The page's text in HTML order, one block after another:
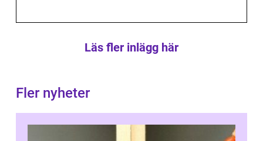
Läs fler inlägg här
Fler nyheter